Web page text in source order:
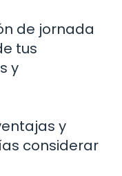
de jornada
tus
y
y
considerar